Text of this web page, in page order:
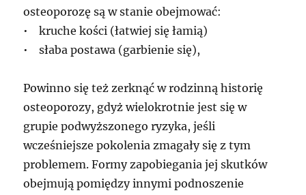
osteoporozę są w stanie obejmować:
• kruche kości (łatwiej się łamią)
• słaba postawa (garbienie się),
Powinno się też zerknąć w rodzinną historię
osteoporozy, gdyż wielokrotnie jest się w
grupie podwyższonego ryzyka, jeśli
wcześniejsze pokolenia zmagały się z tym
problemem. Formy zapobiegania jej skutków
obejmują pomiędzy innymi podnoszenie